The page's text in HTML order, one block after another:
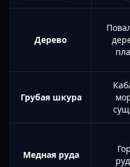
Дерево
Грубая шкура
Медная руда